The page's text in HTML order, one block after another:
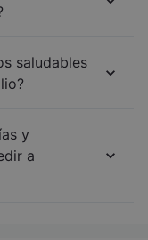
saludables
y
a